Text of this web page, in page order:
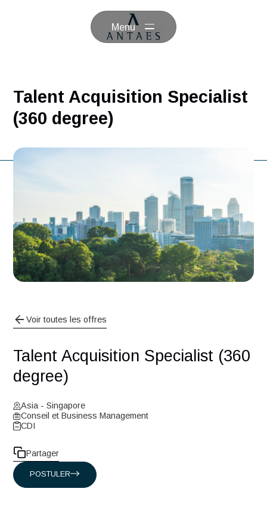
Menu
Talent Acquisition
(360 degree)
Voir toutes les offres
degree)
Asia - Singapore
Conseil et Business Management
CDI